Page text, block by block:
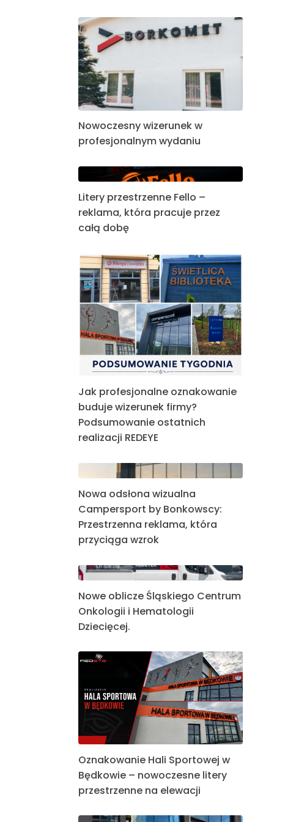
Nowoczesny wizerunek w
profesjonalnym wydaniu
Litery przestrzenne Fello –
reklama, która pracuje przez
całą dobę
Jak profesjonalne oznakowanie
buduje wizerunek firmy?
Podsumowanie ostatnich
realizacji REDEYE
Nowa odsłona wizualna
Campersport by Bonkowscy:
Przestrzenna reklama, która
przyciąga wzrok
Nowe oblicze Śląskiego Centrum
Onkologii i Hematologii
Dziecięcej.
Oznakowanie Hali Sportowej w
Będkowie – nowoczesne litery
przestrzenne na elewacji